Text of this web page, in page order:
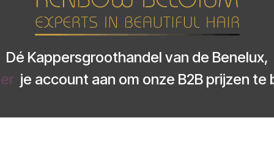
Dé Kappersgroothandel van de Benelux,
je account aan om onze B2B prijzen te